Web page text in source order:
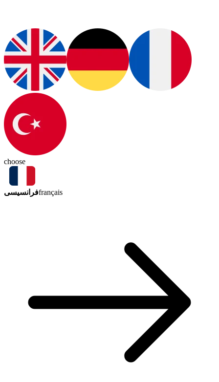
choose
فرانسیسیfrançais